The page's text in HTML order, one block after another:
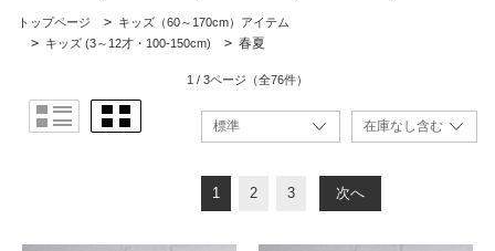
トップページ > キッズ（60～170cm）アイテム
> キッズ (3～12才・100-150cm) > 春夏
1 / 3ページ （全76件）
1 2 3 次へ